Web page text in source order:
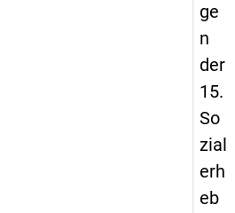
ge
n
der
15.
So
zial
erh
eb